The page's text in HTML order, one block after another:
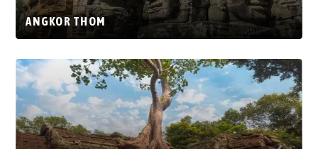
ANGKOR THOM